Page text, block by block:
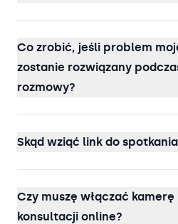
Co zrobić, jeśli problem
zostanie rozwiązany
rozmowy?
Skąd wziąć link do
Czy muszę włączać
konsultacji online?